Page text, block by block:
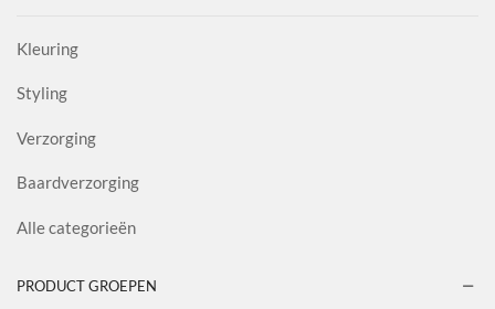
Kleuring
Styling
Verzorging
Baardverzorging
Alle categorieën
PRODUCT GROEPEN